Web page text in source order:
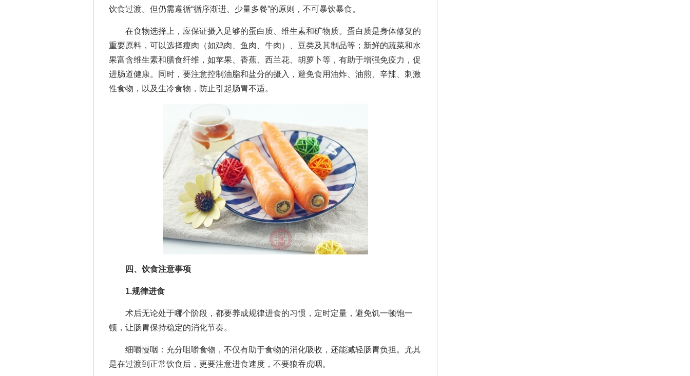
饮食过渡。但仍需遵循“循序渐进、少量多餐”的原则，不可暴饮暴食。
在食物选择上，应保证摄入足够的蛋白质、维生素和矿物质。蛋白质是身体修复的
重要原料，可以选择瘦肉（如鸡肉、鱼肉、牛肉）、豆类及其制品等；新鲜的蔬菜和水
果富含维生素和膳食纤维，如苹果、香蕉、西兰花、胡萝卜等，有助于增强免疫力，促
进肠道健康。同时，要注意控制油脂和盐分的摄入，避免食用油炸、油煎、辛辣、刺激
性食物，以及生冷食物，防止引起肠胃不适。
四、饮食注意事项
1.规律进食
术后无论处于哪个阶段，都要养成规律进食的习惯，定时定量，避免饥一顿饱一
顿，让肠胃保持稳定的消化节奏。
细嚼慢咽：充分咀嚼食物，不仅有助于食物的消化吸收，还能减轻肠胃负担。尤其
是在过渡到正常饮食后，更要注意进食速度，不要狼吞虎咽。